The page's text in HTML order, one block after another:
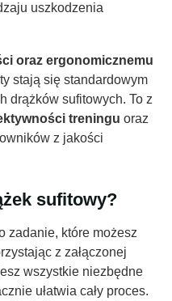
uszkodzenia
oraz ergonomicznemu
stają się standardowym
drążków sufitowych. To z
treningu oraz
z jakości
sufitowy?
zadanie, które możesz
z załączonej
wszystkie niezbędne
ułatwia cały proces.